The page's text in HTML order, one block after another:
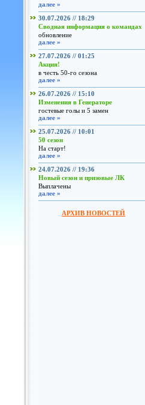
далее »
30.07.2026 // 18:29
Сводная информация о командах
обновление
далее »
27.07.2026 // 01:25
Акция!
в честь 50-го сезона
далее »
26.07.2026 // 15:10
Изменения в Генераторе
гостевые голы и 5 замен
далее »
25.07.2026 // 10:01
50 сезон
На старт!
далее »
24.07.2026 // 19:36
Новый сезон и призовые ЛК
Выплачены
далее »
АРХИВ НОВОСТЕЙ